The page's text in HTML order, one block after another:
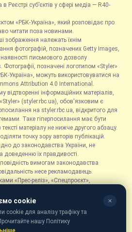
Реєстрі суб’єктів у сфері медіа — R40-
«РБК-Україна», який розповідає про
читати поза новинами.
зображення належать їхнім
фотографій, позначених Getty Images,
письмового дозволу
Фотографії, позначені логотипом «Styler»
Україна», можуть використовуватися на
Attribution 4.0 International.
відтворенні інформаційних матеріалів,
(styler.rbc.ua), обов'язковим є
на styler.rbc.ua, відкритого для
Таке гіперпосилання має бути
матеріалу не нижче другого абзацу.
точку зору авторів публікацій.
до законодавства України, не
доведенню їх правдивості.
вимогам законодавства
несе рекламодавець.
«Прес-реліз», «Спецпроєкт»,
є інформаційним форматом, що містить
пов'язані з діяльністю
наданій відповідними
cookie ✕
cookie для аналізу трафіку та
нашу Політику